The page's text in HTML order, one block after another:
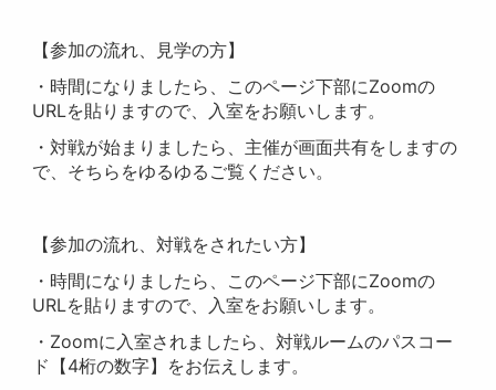
【参加の流れ、見学の方】
・時間になりましたら、このページ下部にZoomの
URLを貼りますので、入室をお願いします。
・対戦が始まりましたら、主催が画面共有をしますの
で、そちらをゆるゆるご覧ください。
【参加の流れ、対戦をされたい方】
・時間になりましたら、このページ下部にZoomの
URLを貼りますので、入室をお願いします。
・Zoomに入室されましたら、対戦ルームのパスコー
ド【4桁の数字】をお伝えします。